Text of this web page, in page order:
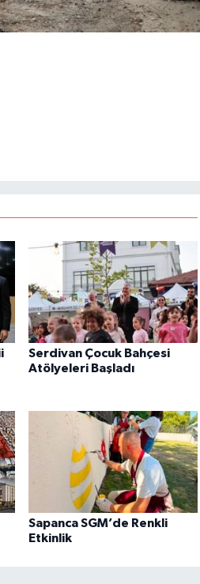
Serdivan Çocuk Bahçesi
Atölyeleri Başladı
Sapanca SGM’de Renkli
Etkinlik